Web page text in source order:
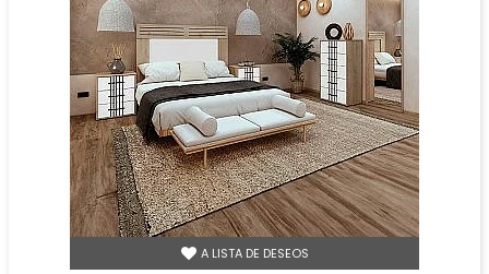
A LISTA DE DESEOS